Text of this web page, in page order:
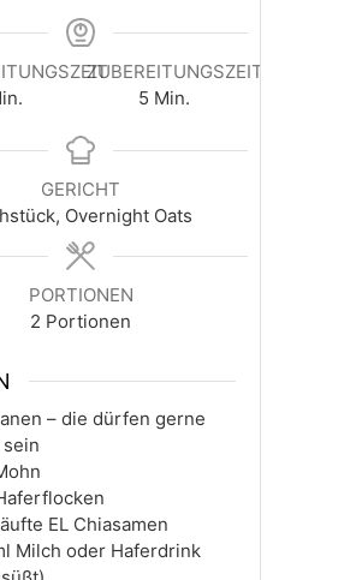
ZUBEREITUNGSZEIT
5 Minuten
Min.
GERICHT
Overnight Oats
PORTIONEN
2 Portionen
– die dürfen gerne
EL Chiasamen
Milch oder Haferdrink